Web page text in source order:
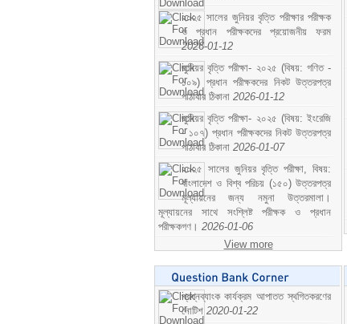
২০২৫ সালের জুনিয়র বৃত্তি পরীক্ষার পরীক্ষক
ও প্রধান পরীক্ষকদের প্রয়োজনীয় ফরম
2026-01-12
জুনিয়র বৃত্তি পরীক্ষা- ২০২৫ (বিষয়: গণিত -
১০৯) প্রধান পরীক্ষকদের নিকট উত্তরপত্র
পাঠাবার ঠিকানা 2026-01-12
জুনিয়র বৃত্তি পরীক্ষা- ২০২৫ (বিষয়: ইংরেজি
- ১০৭) প্রধান পরীক্ষকদের নিকট উত্তরপত্র
পাঠাবার ঠিকানা 2026-01-07
২০২৫ সালের জুনিয়র বৃত্তি পরীক্ষা, বিষয়:
বাংলাদেশ ও বিশ্ব পরিচয় (১৫০) উত্তরপত্র
মূল্যায়নের জন্য নমুনা উত্তরমালা।
মূল্যায়নের সাথে সংশ্লিষ্ট পরীক্ষক ও প্রধান
পরীক্ষকগণ। 2026-01-06
View more
প্রশ্নব্যাংক কার্যক্রম আপাতত স্থগিতকরণের
নোটিশ 2020-01-22